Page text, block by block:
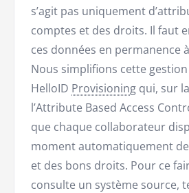
s’agit pas uniquement
comptes et des droits. Il faut
ces données en permanence
Nous simplifions cette
HelloID Provisioning qui, sur
l’Attribute Based Access
que chaque collaborateur
moment automatiquement
et des bons droits. Pour ce
consulte un système source,